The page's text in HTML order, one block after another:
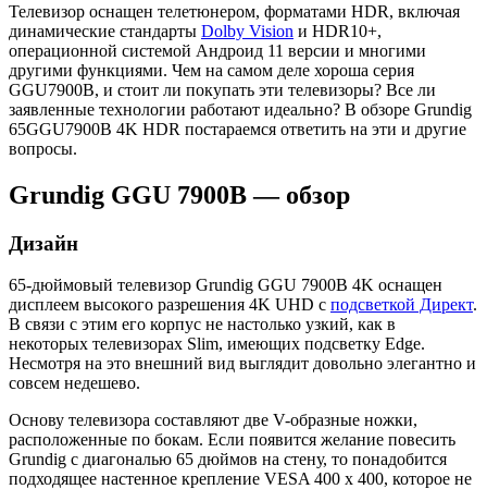
Телевизор оснащен телетюнером, форматами HDR, включая
динамические стандарты Dolby Vision и HDR10+,
операционной системой Андроид 11 версии и многими
другими функциями. Чем на самом деле хороша серия
GGU7900B, и стоит ли покупать эти телевизоры? Все ли
заявленные технологии работают идеально? В обзоре Grundig
65GGU7900B 4K HDR постараемся ответить на эти и другие
вопросы.
Grundig GGU 7900B — обзор
Дизайн
65-дюймовый телевизор Grundig GGU 7900B 4K оснащен
дисплеем высокого разрешения 4K UHD с подсветкой Директ.
В связи с этим его корпус не настолько узкий, как в
некоторых телевизорах Slim, имеющих подсветку Edge.
Несмотря на это внешний вид выглядит довольно элегантно и
совсем недешево.
Основу телевизора составляют две V-образные ножки,
расположенные по бокам. Если появится желание повесить
Grundig с диагональю 65 дюймов на стену, то понадобится
подходящее настенное крепление VESA 400 x 400, которое не